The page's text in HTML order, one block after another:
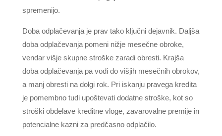
spremenijo.
Doba odplačevanja je prav tako ključni dejavnik. Daljša
doba odplačevanja pomeni nižje mesečne obroke,
vendar višje skupne stroške zaradi obresti. Krajša
doba odplačevanja pa vodi do višjih mesečnih obrokov,
a manj obresti na dolgi rok. Pri iskanju pravega kredita
je pomembno tudi upoštevati dodatne stroške, kot so
stroški obdelave kreditne vloge, zavarovalne premije in
potencialne kazni za predčasno odplačilo.